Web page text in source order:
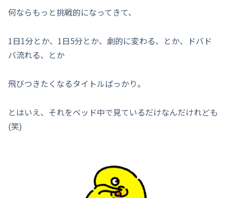
何ならもっと挑戦的になってきて、
1日1分とか、1日5分とか、劇的に変わる、とか、ドバド
バ流れる、とか
飛びつきたくなるタイトルばっかり。
とはいえ、それをベッド中で見ているだけなんだけれども
(笑)